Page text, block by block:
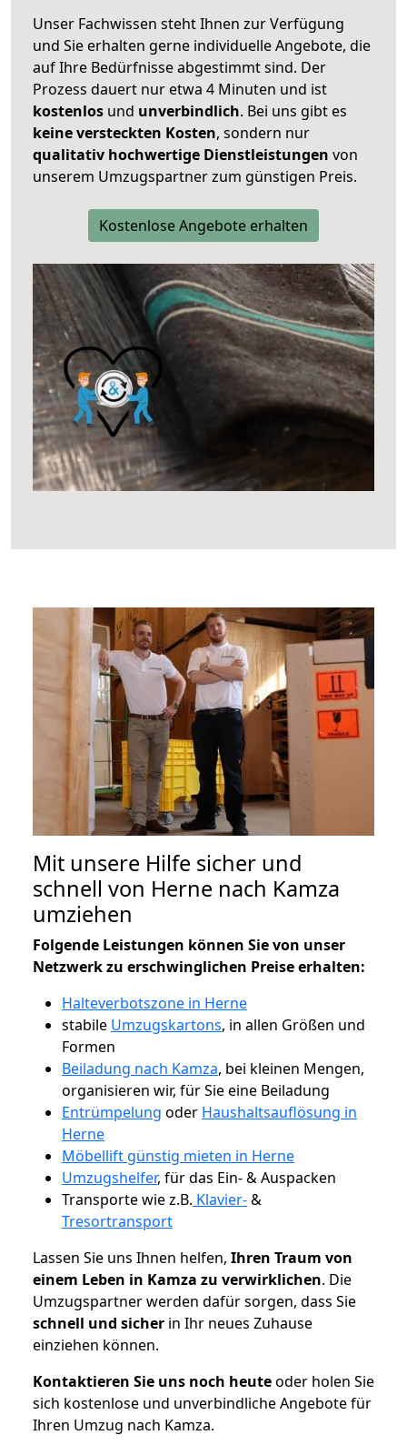
Unser Fachwissen steht Ihnen zur Verfügung
und Sie erhalten gerne individuelle Angebote, die
auf Ihre Bedürfnisse abgestimmt sind. Der
Prozess dauert nur etwa 4 Minuten und ist
kostenlos und unverbindlich. Bei uns gibt es
keine versteckten Kosten, sondern nur
qualitativ hochwertige Dienstleistungen von
unserem Umzugspartner zum günstigen Preis.
Kostenlose Angebote erhalten
Mit unsere Hilfe sicher und
schnell von Herne nach Kamza
umziehen
Folgende Leistungen können Sie von unser
Netzwerk zu erschwinglichen Preise erhalten:
Halteverbotszone in Herne
stabile Umzugskartons, in allen Größen und
Formen
Beiladung nach Kamza, bei kleinen Mengen,
organisieren wir, für Sie eine Beiladung
Entrümpelung oder Haushaltsauflösung in
Herne
Möbellift günstig mieten in Herne
Umzugshelfer, für das Ein- & Auspacken
Transporte wie z.B. Klavier-&
Tresortransport
Lassen Sie uns Ihnen helfen, Ihren Traum von
einem Leben in Kamza zu verwirklichen. Die
Umzugspartner werden dafür sorgen, dass Sie
schnell und sicher in Ihr neues Zuhause
einziehen können.
Kontaktieren Sie uns noch heuteoder holen Sie
sich kostenlose und unverbindliche Angebote für
Ihren Umzug nach Kamza.